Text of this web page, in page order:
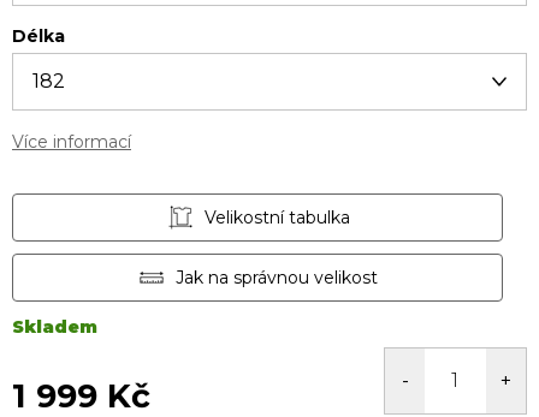
Délka
Více informací
Velikostní tabulka
Jak na správnou velikost
Skladem
1 999 Kč